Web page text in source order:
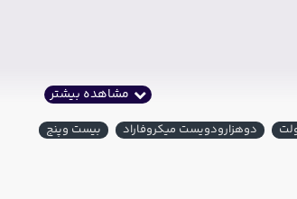
دوهزارودویست میکروفاراد بیست وپنج